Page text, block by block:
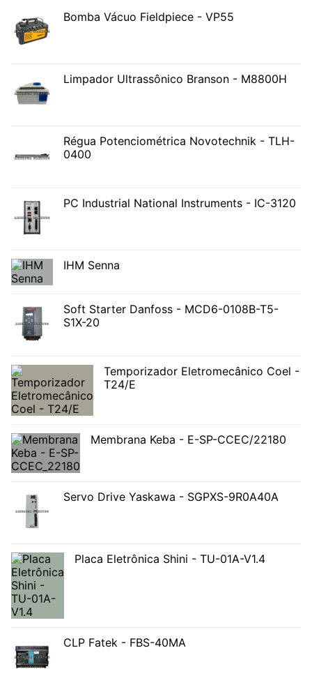
Bomba Vácuo Fieldpiece - VP55
Limpador Ultrassônico Branson - M8800H
Régua Potenciométrica Novotechnik - TLH-
0400
PC Industrial National Instruments - IC-3120
IHM Senna
Soft Starter Danfoss - MCD6-0108B-T5-
S1X-20
Temporizador Eletromecânico Coel -
T24/E
Membrana Keba - E-SP-CCEC/22180
Servo Drive Yaskawa - SGPXS-9R0A40A
Placa Eletrônica Shini - TU-01A-V1.4
CLP Fatek - FBS-40MA